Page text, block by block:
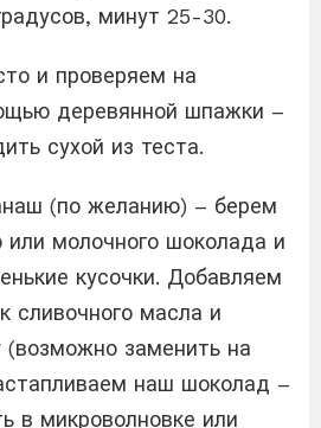
минут 25-30.
и проверяем на
деревянной шпажки –
сухой из теста.
(по желанию) – берем
или молочного шоколада и
кусочки. Добавляем
сливочного масла и
(возможно заменить на
наш шоколад –
в микроволновке или